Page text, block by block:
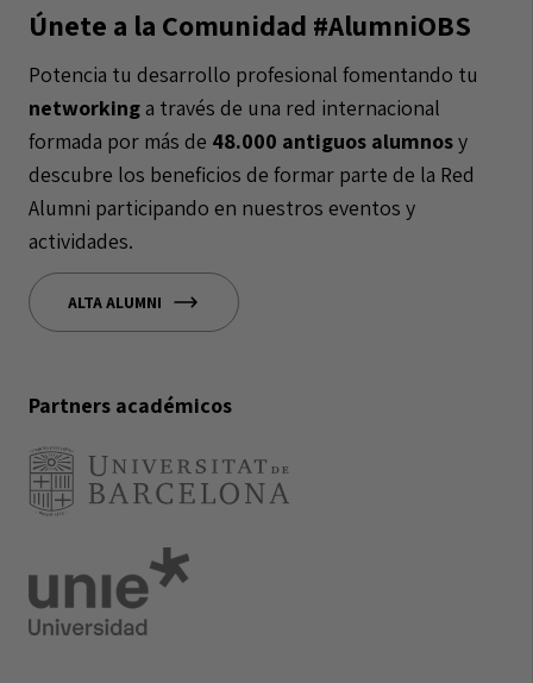
Únete a la Comunidad #AlumniOBS
Potencia tu desarrollo profesional fomentando tu
networkinga través de una red internacional
formada por más de 48.000 antiguos alumnosy
descubre los beneficios de formar parte de la Red
Alumni participando en nuestros eventos y
actividades.
ALTA ALUMNI
Partners académicos